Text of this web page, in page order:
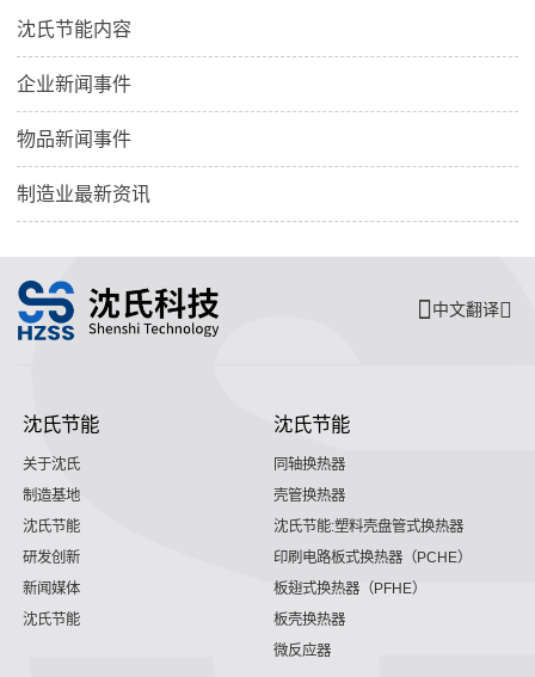
沈氏节能内容
企业新闻事件
物品新闻事件
制造业最新资讯
中文翻译
沈氏节能
关于沈氏
制造基地
沈氏节能
研发创新
新闻媒体
沈氏节能
沈氏节能
同轴换热器
壳管换热器
沈氏节能:塑料壳盘管式换热器
印刷电路板式换热器（PCHE）
板翅式换热器（PFHE）
板壳换热器
微反应器